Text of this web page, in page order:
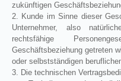
zukünftigen
2. Kunde im Sinne dieser
Unternehmer, also
rechtsfähige
Geschäftsbeziehung getreten
oder selbstständigen
3. Die technischen